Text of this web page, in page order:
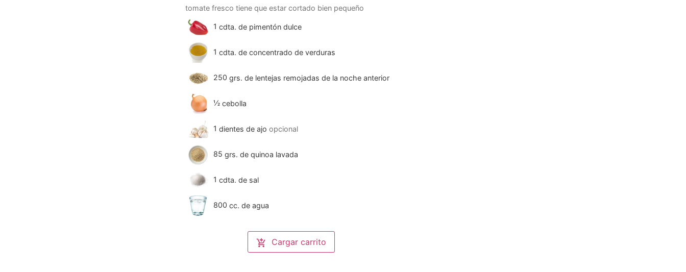
tomate fresco tiene que estar cortado bien pequeño
1 cdta. de pimentón dulce
1 cdta. de concentrado de verduras
250 grs. de lentejas remojadas de la noche anterior
½ cebolla
1 dientes de ajo opcional
85 grs. de quinoa lavada
1 cdta. de sal
800 cc. de agua
Cargar carrito